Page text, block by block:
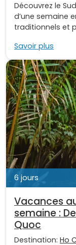
Découvrez le
d’une semaine
traditionnels et
Savoir plus
6 jours
Vacances
semaine :
Quoc
Destination: Ho